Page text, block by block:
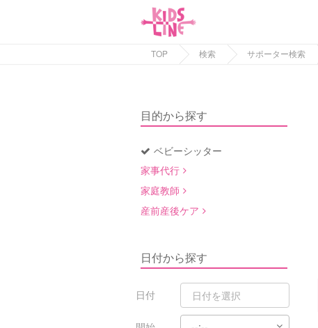
TOP 検索 サポーター検索
目的から探す
ベビーシッター
家事代行
家庭教師
産前産後ケア
日付から探す
日付